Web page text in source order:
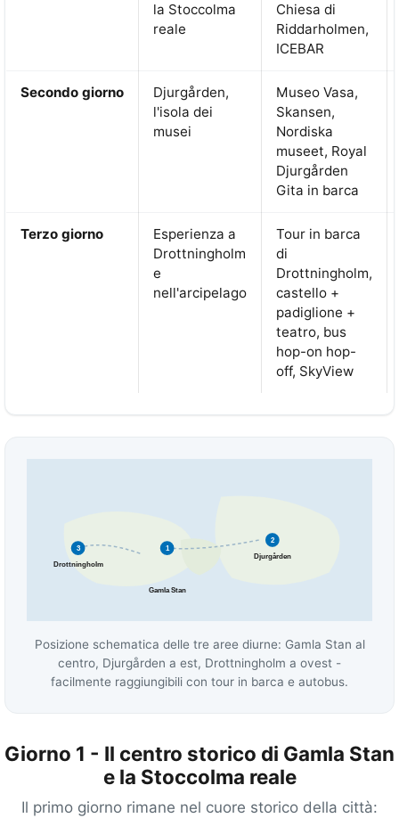
la Stoccolma
reale
Chiesa di
Riddarholmen,
ICEBAR
Secondo giorno
Djurgården,
l'isola dei
musei
Museo Vasa,
Skansen,
Nordiska
museet, Royal
Djurgården
Gita in barca
Terzo giorno
Esperienza a
Drottningholm
e
nell'arcipelago
Tour in barca
di
Drottningholm,
castello +
padiglione +
teatro, bus
hop-on hop-
off, SkyView
3
Drottningholm
1
Gamla Stan
2
Djurgården
Posizione schematica delle tre aree diurne: Gamla Stan al
centro, Djurgården a est, Drottningholm a ovest -
facilmente raggiungibili con tour in barca e autobus.
Giorno 1 - Il centro storico di Gamla Stan
e la Stoccolma reale
Il primo giorno rimane nel cuore storico della città: